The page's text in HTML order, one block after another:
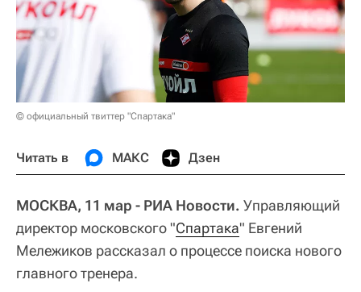
© официальный твиттер "Спартака"
Читать в МАКС Дзен
МОСКВА, 11 мар - РИА Новости. Управляющий
директор московского "Спартака" Евгений
Мележиков рассказал о процессе поиска нового
главного тренера.